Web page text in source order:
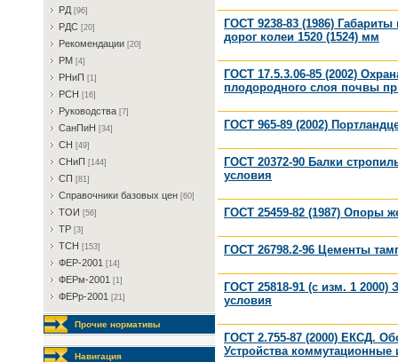
PД [96]
PДC [20]
Peкoмeндaции [20]
PM [4]
PHиП [1]
PCH [16]
Pукoвoдcтвa [7]
CaнПиH [34]
CH [49]
CHиП [144]
CП [81]
Cпpaвoчники бaзoвыx цeн [60]
TOИ [56]
TP [3]
TCH [153]
ФEP-2001 [14]
ФEPм-2001 [1]
ФEPp-2001 [21]
Прочие нормативы
Навигация
ГОСТ 9238-83 (1986)
дорог колеи 1520 (1524) мм
ГОСТ 17.5.3.06-85 (2002)
плодородного слоя почвы
ГОСТ 965-89 (2002)
ГОСТ 20372-90 Балки
условия
ГОСТ 25459-82 (1987) Опоры
ГОСТ 26798.2-96 Цементы
ГОСТ 25818-91 (с изм. 1 2000)
условия
ГОСТ 2.755-87 (2000) ЕКСД.
Устройства коммутационные